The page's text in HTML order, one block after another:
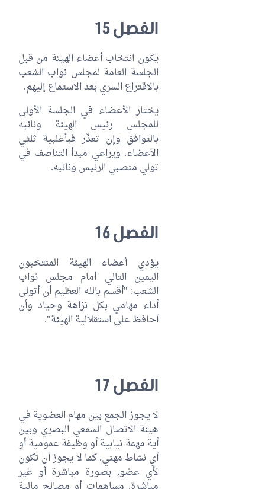
الفصل 15
يكون انتخاب أعضاء الهيئة من قبل
الجلسة العامة لمجلس نواب الشعب
بالاقتراع السري بعد الاستماع إليهم.
يختار الأعضاء في الجلسة الأولى
للمجلس رئيس الهيئة ونائبه
بالتوافق وإن تعذّر فبأغلبية ثلثي
الأعضاء. ويراعي مبدأ التناصف في
تولي منصبي الرئيس ونائبه.
الفصل 16
يؤدي أعضاء الهيئة المنتخبون
اليمين التالي أمام مجلس نواب
الشعب: "أقسم بالله العظيم أن أتولى
أداء مهامي بكل نزاهة وحياد وأن
أحافظ على استقلالية الهيئة".
الفصل 17
لا يجوز الجمع بين مهام العضوية في
هيئة الاتصال السمعي البصري وبين
أية مهمة نيابية أو وظيفة عمومية أو
أي نشاط مهني. كما لا يجوز أن تكون
لأي عضو, بصورة مباشرة أو غير